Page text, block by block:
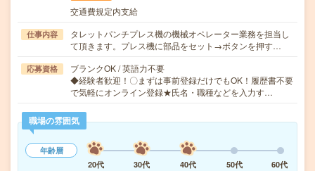
交通費規定内支給
仕事内容
タレットパンチプレス機の機械オペレーター業務を担当し
て頂きます。プレス機に部品をセット→ボタンを押す…
応募資格
ブランクOK / 英語力不要
◆経験者歓迎！〇まずは事前登録だけでもOK！履歴書不要
で気軽にオンライン登録★氏名・職種などを入力す…
職場の雰囲気
年齢層
20代
30代 40代 50代 60代